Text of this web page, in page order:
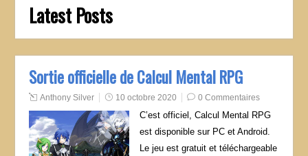
Latest Posts
Sortie officielle de Calcul Mental RPG
Anthony Silver 10 octobre 2020 0 Commentaires
C’est officiel, Calcul Mental RPG
est disponible sur PC et Android.
Le jeu est gratuit et téléchargeable